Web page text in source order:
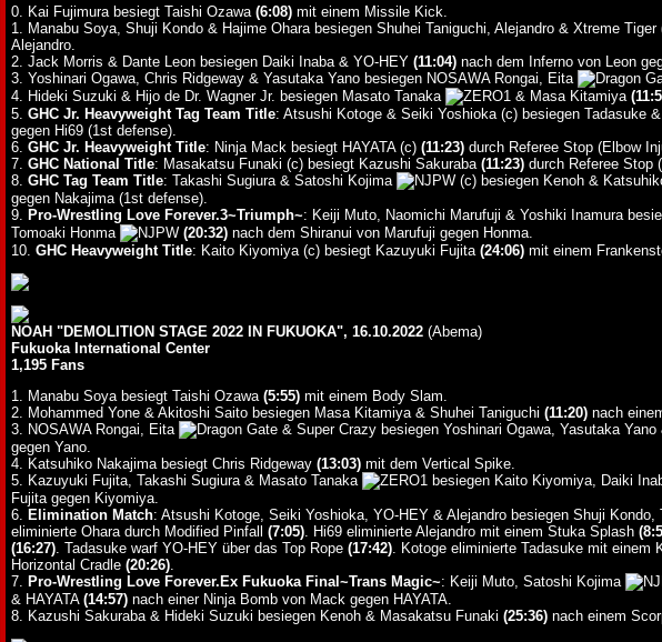
0. Kai Fujimura besiegt Taishi Ozawa (6:08)mit einem Missile Kick.
1. Manabu Soya, Shuji Kondo & Hajime Ohara besiegen Shuhei Taniguchi, Alejandro & Xtreme Tiger
Alejandro.
2. Jack Morris & Dante Leon besiegen Daiki Inaba & YO-HEY (11:04)nach dem Inferno von Leon
3. Yoshinari Ogawa, Chris Ridgeway & Yasutaka Yano besiegen NOSAWA Rongai, Eita
4. Hideki Suzuki & Hijo de Dr. Wagner Jr. besiegen Masato Tanaka
& Masa Kitamiya
5. GHC Jr. Heavyweight Tag Team Title: Atsushi Kotoge & Seiki Yoshioka (c) besiegen Tadasuke
gegen Hi69 (1st defense).
6. GHC Jr. Heavyweight Title: Ninja Mack besiegt HAYATA (c) (11:23)durch Referee Stop (Elbow
7. GHC National Title: Masakatsu Funaki (c) besiegt Kazushi Sakuraba (11:23)durch Referee Stop
8. GHC Tag Team Title: Takashi Sugiura & Satoshi Kojima (c) besiegen Kenoh &
gegen Nakajima (1st defense).
9. Pro-Wrestling Love Forever.3~Triumph~: Keiji Muto, Naomichi Marufuji & Yoshiki Inamura
Tomoaki Honma
(20:32)nach dem Shiranui von Marufuji gegen Honma.
10. GHC Heavyweight Title: Kaito Kiyomiya (c) besiegt Kazuyuki Fujita (24:06)mit einem
NOAH "DEMOLITION STAGE 2022 IN FUKUOKA", 16.10.2022(Abema)
Fukuoka International Center
1,195 Fans
1. Manabu Soya besiegt Taishi Ozawa (5:55)mit einem Body Slam.
2. Mohammed Yone & Akitoshi Saito besiegen Masa Kitamiya & Shuhei Taniguchi (11:20)nach
3. NOSAWA Rongai, Eita
& Super Crazy besiegen Yoshinari Ogawa, Yasutaka
gegen Yano.
4. Katsuhiko Nakajima besiegt Chris Ridgeway (13:03)mit dem Vertical Spike.
5. Kazuyuki Fujita, Takashi Sugiura & Masato Tanaka
besiegen Kaito Kiyomiya, Daiki
Fujita gegen Kiyomiya.
6. Elimination Match: Atsushi Kotoge, Seiki Yoshioka, YO-HEY & Alejandro besiegen Shuji Kondo,
eliminierte Ohara durch Modified Pinfall (7:05). Hi69 eliminierte Alejandro mit einem Stuka Splash
(16:27). Tadasuke warf YO-HEY über das Top Rope (17:42). Kotoge eliminierte Tadasuke mit einem
Horizontal Cradle (20:26).
7. Pro-Wrestling Love Forever.Ex Fukuoka Final~Trans Magic~: Keiji Muto, Satoshi Kojima
& HAYATA (14:57)nach einer Ninja Bomb von Mack gegen HAYATA.
8. Kazushi Sakuraba & Hideki Suzuki besiegen Kenoh & Masakatsu Funaki (25:36)nach einem